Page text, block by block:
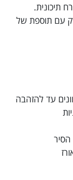
תיכונית.
עם תוספת של
עד להזהבה